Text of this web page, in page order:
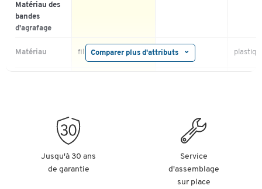
Comparer plus d'attributs
Matériau des
bandes
d'agrafage
Matériau fil plastifié plastique
recouvrement
jaune blanc | rouge
Jusqu'à 30 ans
de garantie
Service
d'assemblage
sur place